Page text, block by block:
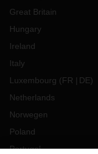
Great Britain
Hungary
Ireland
Italy
Luxembourg (FR DE)
Netherlands
Norwegen
Poland
Portugal